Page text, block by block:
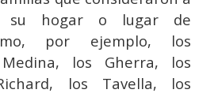
su hogar o lugar de
por ejemplo, los
los Gherra, los
los Tavella, los